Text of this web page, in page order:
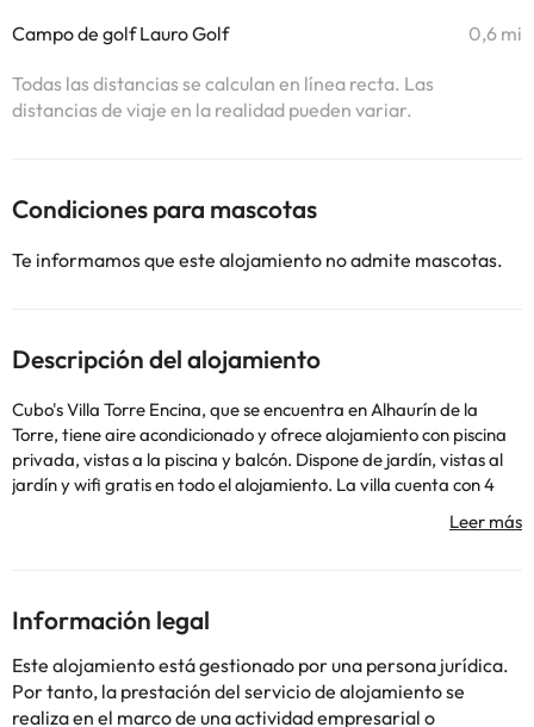
Campo de golf Lauro Golf 0,6 mi
Todas las distancias se calculan en línea recta. Las
distancias de viaje en la realidad pueden variar.
Condiciones para mascotas
Te informamos que este alojamiento no admite mascotas.
Descripción del alojamiento
Cubo's Villa Torre Encina, que se encuentra en Alhaurín de la
Torre, tiene aire acondicionado y ofrece alojamiento con piscina
privada, vistas a la piscina y balcón. Dispone de jardín, vistas al
jardín y wifi gratis en todo el alojamiento. La villa cuenta con 4
dormitorios, 3 baños, ropa de cama, toallas, TV con canales vía
satélite, cocina totalmente equipada y terraza con vistas a la
aeropuerto más cercano (Aeropuerto de Málaga) está a 14 km
del alojamiento.
Se pedirá un depósito por daños de EUR 500 a la llegada. Se
efectuará con tarjeta de crédito. Se te devolverá 7 días después
del check-out. El depósito se devolverá por completo mediante
Información legal
Este alojamiento está gestionado por una persona jurídica.
Por tanto, la prestación del servicio de alojamiento se
realiza en el marco de una actividad empresarial o